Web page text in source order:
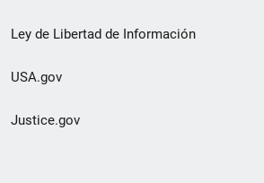
Ley de Libertad de Información
USA.gov
Justice.gov